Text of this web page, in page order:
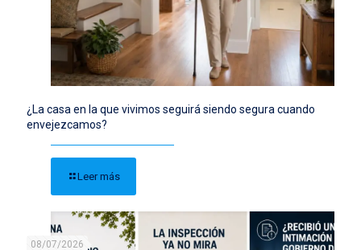
¿La casa en la que vivimos seguirá siendo segura cuando
envejezcamos?
Leer más
08/07/2026